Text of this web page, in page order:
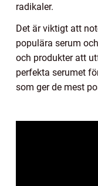
radikaler.
Det är viktigt att
populära serum
och produkter att
perfekta serumet
som ger de mest